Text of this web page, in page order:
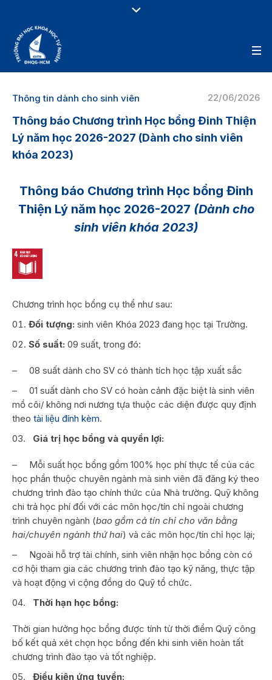
22/06/2026
Thông tin dành cho sinh viên
Thông báo Chương trình Học bổng Đinh Thiện
Lý năm học 2026-2027 (Dành cho sinh viên
khóa 2023)
Thông báo Chương trình Học bổng Đinh
Thiện Lý năm học 2026-2027 (Dành cho
sinh viên khóa 2023)
Chương trình học bổng cụ thể như sau:
Đối tượng: sinh viên Khóa 2023 đang học tại Trường.
Số suất: 09 suất, trong đó:
– 08 suất dành cho SV có thành tích học tập xuất sắc
– 01 suất dành cho SV có hoàn cảnh đặc biệt là sinh viên
mồ côi/ không nơi nương tựa thuộc các diện được quy định
theo tài liệu đính kèm.
Giá trị học bổng và quyền lợi:
– Mỗi suất học bổng gồm 100% học phí thực tế của các
học phần thuộc chuyên ngành mà sinh viên đã đăng ký theo
chương trình đào tạo chính thức của Nhà trường. Quỹ không
chi trả học phí đối với các môn học/tín chỉ ngoài chương
trình chuyên ngành (bao gồm cả tín chỉ cho văn bằng
hai/chuyên ngành thứ hai) và các môn học/tín chỉ học lại;
– Ngoài hỗ trợ tài chính, sinh viên nhận học bổng còn có
cơ hội tham gia các chương trình đào tạo kỹ năng, thực tập
và hoạt động vì cộng đồng do Quỹ tổ chức.
Thời hạn học bổng:
Thời gian hưởng học bổng được tính từ thời điểm Quỹ công
bố kết quả xét chọn học bổng đến khi sinh viên hoàn tất
chương trình đào tạo và tốt nghiệp.
Điều kiện ứng tuyển: